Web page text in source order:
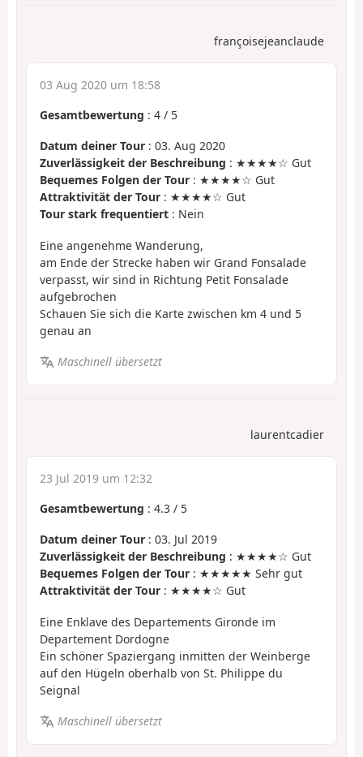
françoisejeanclaude
03 Aug 2020 um 18:58
Gesamtbewertung : 4 / 5
Datum deiner Tour : 03. Aug 2020
Zuverlässigkeit der Beschreibung : ★★★★☆ Gut
Bequemes Folgen der Tour : ★★★★☆ Gut
Attraktivität der Tour : ★★★★☆ Gut
Tour stark frequentiert : Nein
Eine angenehme Wanderung,
am Ende der Strecke haben wir Grand Fonsalade
verpasst, wir sind in Richtung Petit Fonsalade
aufgebrochen
Schauen Sie sich die Karte zwischen km 4 und 5
genau an
Maschinell übersetzt
laurentcadier
23 Jul 2019 um 12:32
Gesamtbewertung : 4.3 / 5
Datum deiner Tour : 03. Jul 2019
Zuverlässigkeit der Beschreibung : ★★★★☆ Gut
Bequemes Folgen der Tour : ★★★★★ Sehr gut
Attraktivität der Tour : ★★★★☆ Gut
Eine Enklave des Departements Gironde im
Departement Dordogne
Ein schöner Spaziergang inmitten der Weinberge
auf den Hügeln oberhalb von St. Philippe du
Seignal
Maschinell übersetzt